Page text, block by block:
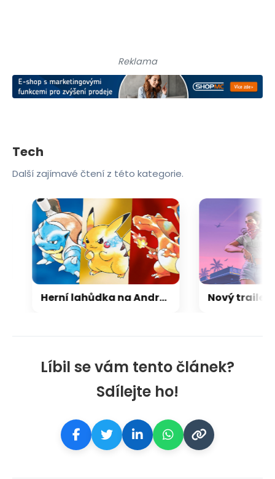
Líbil se vám tento článek?
Sdílejte ho!
Reklama
Tech
Další zajímavé čtení z této kategorie.
Herní lahůdka na Androidu: nadšenec vytvořil mobilní verzi Pokémonů z Game Boye